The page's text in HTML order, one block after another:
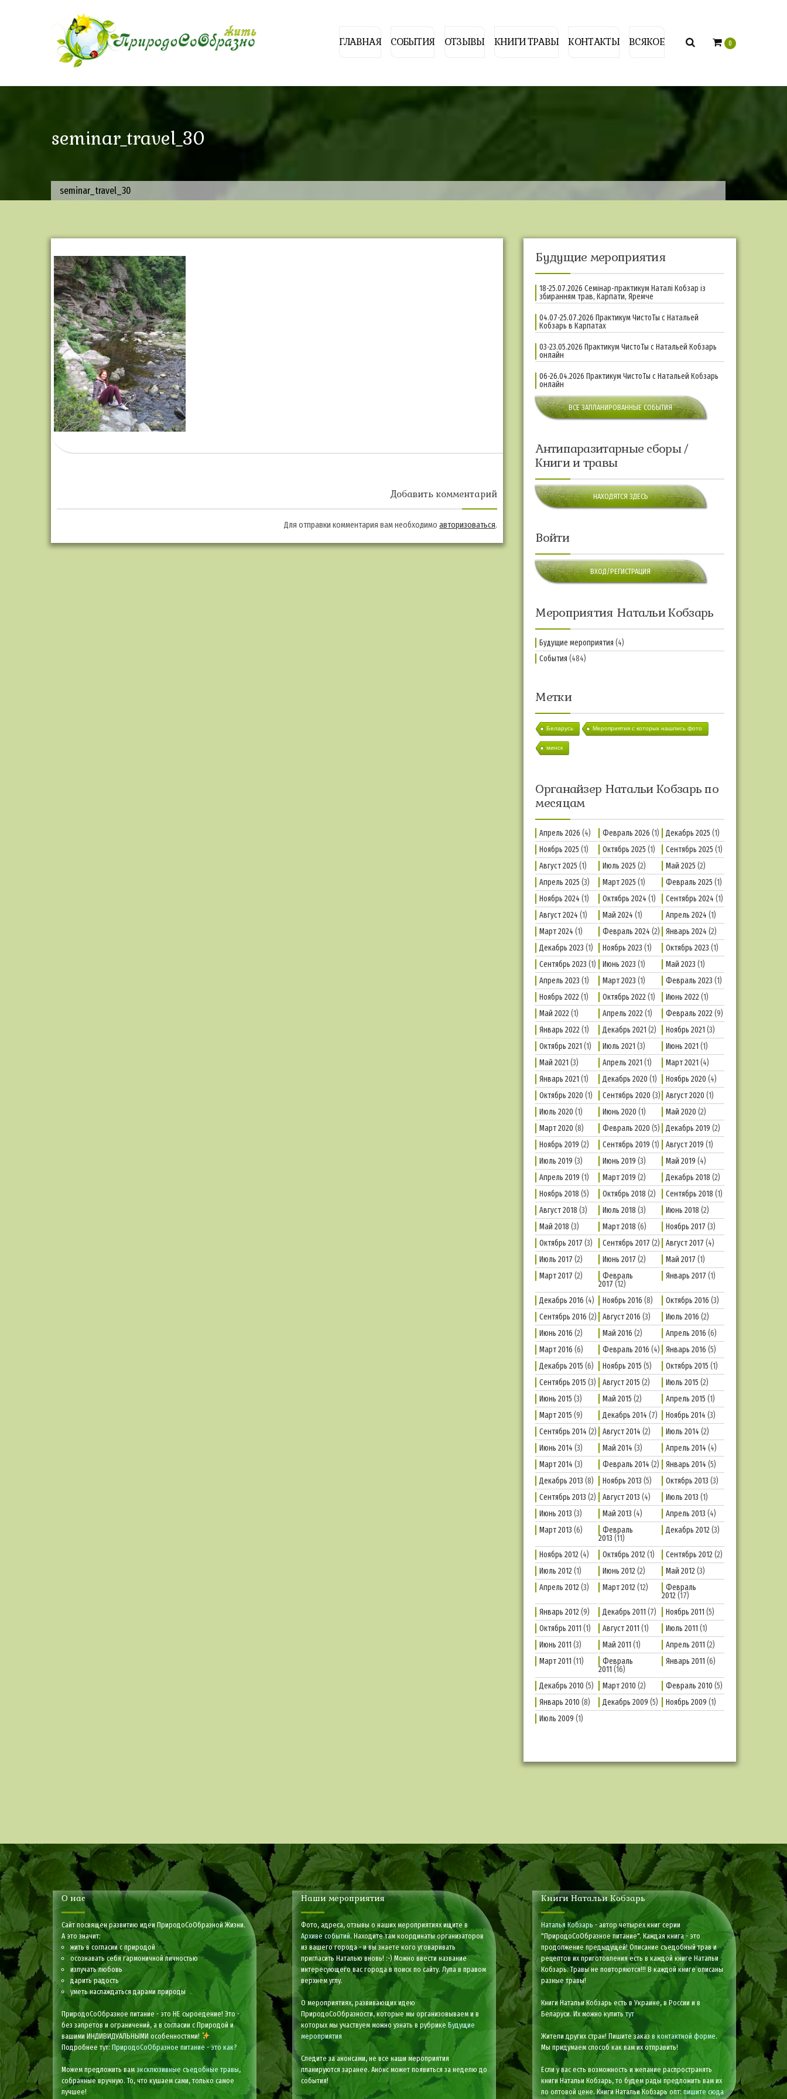
ГЛАВНАЯ СОБЫТИЯ ОТЗЫВЫ КНИГИ ТРАВЫ КОНТАКТЫ ВСЯКОЕ 0
seminar_travel_30
seminar_travel_30
Добавить комментарий
Для отправки комментария вам необходимоавторизоваться.
Будущие мероприятия
18-25.07.2026 Семінар-практикум Наталі Кобзар із
збиранням трав, Карпати, Яремче
04.07-25.07.2026 Практикум ЧистоТы с Натальей
Кобзарь в Карпатах
03-23.05.2026 Практикум ЧистоТы с Натальей Кобзарь
онлайн
06-26.04.2026 Практикум ЧистоТы с Натальей Кобзарь
онлайн
ВСЕ ЗАПЛАНИРОВАННЫЕ СОБЫТИЯ
Антипаразитарные сборы /
Книги и травы
НАХОДЯТСЯ ЗДЕСЬ
Войти
ВХОД/РЕГИСТРАЦИЯ
Мероприятия Натальи Кобзарь
Будущие мероприятия (4)
События (484)
Метки
Беларусь Мероприятия с которых нашлись фото
минск
Органайзер Натальи Кобзарь по
месяцам
Апрель 2026 (4) Февраль 2026 (1) Декабрь 2025 (1)
Ноябрь 2025 (1) Октябрь 2025 (1) Сентябрь 2025 (1)
Август 2025 (1) Июль 2025 (2) Май 2025 (2)
Апрель 2025 (3) Март 2025 (1) Февраль 2025 (1)
Ноябрь 2024 (1) Октябрь 2024 (1) Сентябрь 2024 (1)
Август 2024 (1) Май 2024 (1) Апрель 2024 (1)
Март 2024 (1) Февраль 2024 (2) Январь 2024 (2)
Декабрь 2023 (1) Ноябрь 2023 (1) Октябрь 2023 (1)
Сентябрь 2023 (1) Июнь 2023 (1) Май 2023 (1)
Апрель 2023 (1) Март 2023 (1) Февраль 2023 (1)
Ноябрь 2022(1) Октябрь 2022(1) Июнь 2022(1)
Май 2022(1) Апрель 2022(1) Февраль 2022(9)
Январь 2022(1) Декабрь 2021 (2) Ноябрь 2021 (3)
Октябрь 2021 (1) Июль 2021 (3) Июнь 2021 (1)
Май 2021 (3) Апрель 2021 (1) Март 2021 (4)
Январь 2021 (1) Декабрь 2020 (1) Ноябрь 2020 (4)
Октябрь 2020 (1) Сентябрь 2020 (3) Август 2020 (1)
Июль 2020 (1) Июнь 2020 (1) Май 2020 (2)
Март 2020 (8) Февраль 2020 (5) Декабрь 2019 (2)
Ноябрь 2019 (2) Сентябрь 2019 (1) Август 2019 (1)
Июль 2019 (3) Июнь 2019 (3) Май 2019 (4)
Апрель 2019 (1) Март 2019 (2) Декабрь 2018 (2)
Ноябрь 2018 (5) Октябрь 2018 (2) Сентябрь 2018 (1)
Август 2018 (3) Июль 2018 (3) Июнь 2018 (2)
Май 2018 (3) Март 2018 (6) Ноябрь 2017 (3)
Октябрь 2017 (3) Сентябрь 2017 (2) Август 2017 (4)
Июль 2017 (2) Июнь 2017 (2) Май 2017 (1)
Март 2017 (2)
Февраль
2017 (12)
Январь 2017 (1)
Декабрь 2016 (4) Ноябрь 2016 (8) Октябрь 2016 (3)
Сентябрь 2016 (2) Август 2016 (3) Июль 2016 (2)
Июнь 2016 (2) Май 2016 (2) Апрель 2016 (6)
Март 2016 (6) Февраль 2016 (4) Январь 2016 (5)
Декабрь 2015 (6) Ноябрь 2015 (5) Октябрь 2015 (1)
Сентябрь 2015 (3) Август 2015 (2) Июль 2015 (2)
Июнь 2015 (3) Май 2015 (2) Апрель 2015 (1)
Март 2015 (9) Декабрь 2014 (7) Ноябрь 2014 (3)
Сентябрь 2014 (2) Август 2014 (2) Июль 2014 (2)
Июнь 2014 (3) Май 2014 (3) Апрель 2014 (4)
Март 2014 (3) Февраль 2014 (2) Январь 2014 (5)
Декабрь 2013 (8) Ноябрь 2013 (5) Октябрь 2013 (3)
Сентябрь 2013 (2) Август 2013 (4) Июль 2013 (1)
Июнь 2013 (3) Май 2013 (4) Апрель 2013 (4)
Март 2013 (6)
Февраль
2013 (11)
Декабрь 2012(3)
Ноябрь 2012(4) Октябрь 2012(1) Сентябрь 2012(2)
Июль 2012(1) Июнь 2012(2) Май 2012(3)
Апрель 2012(3) Март 2012(12)
Февраль
2012(17)
Январь 2012(9) Декабрь 2011 (7) Ноябрь 2011 (5)
Октябрь 2011 (1) Август 2011 (1) Июль 2011 (1)
Июнь 2011 (3) Май 2011 (1) Апрель 2011 (2)
Март 2011 (11)
Февраль
2011 (16)
Январь 2011 (6)
Декабрь 2010 (5) Март 2010 (2) Февраль 2010 (5)
Январь 2010 (8) Декабрь 2009 (5) Ноябрь 2009 (1)
Июль 2009 (1)
О нас
Сайт посвящен развитию идеи ПриродоСоОбразной Жизни.
А это значит:
жить в согласии с природой
осознавать себя гармоничной личностью
излучать любовь
дарить радость
уметь наслаждаться дарами природы
ПриродоСоОбразное питание - это НЕ сыроедение! Это -
без запретов и ограничений, а в согласии с Природой и
вашими ИНДИВИДУАЛЬНЫМИ особенностями!
Подробнее тут: ПриродоСоОбразное питание - это как?
Можем предложить вам эксклюзивные съедобные травы,
собранные вручную. То, что кушаем сами, только самое
лучшее!
Наши мероприятия
Фото, адреса, отзывы о наших мероприятиях ищите в
Архиве событий. Находите там координаты организаторов
из вашего города - и вы знаете кого уговаривать
пригласить Наталью вновь! :-) Можно ввести название
интересующего вас города в поиск по сайту. Лупа в правом
верхнем углу.
О мероприятиях, развивающих идею
ПриродоСоОбразности, которые мы организовываем и в
которых мы участвуем можно узнать в рубрикеБудущие
мероприятия
Следите за анонсами, не все наши мероприятия
планируются заранее. Анонс может появиться за неделю до
события!
Книги Натальи Кобзарь
Наталья Кобзарь - автор четырех книг серии
"ПриродоСоОбразное питание". Каждая книга - это
продолжение предыдущей! Описание съедобный трав и
рецептов их приготовления есть в каждой книге Натальи
Кобзарь. Травы не повторяются!!! В каждой книге описаны
разные травы!
Книги Натальи Кобзарь есть в Украине, в России и в
Беларуси. Их можно купить тут
Жители других стран! Пишите заказ в контактной форме.
Мы придумаем способ как вам их отправить!
Если у вас есть возможность и желание распространять
книги Натальи Кобзарь, то будем рады предложить вам их
по оптовой цене. Книги Натальи Кобзарь опт:пишите сюда